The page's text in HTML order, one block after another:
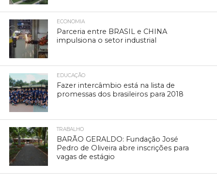
ECONOMIA
Parceria entre BRASIL e CHINA
impulsiona o setor industrial
EDUCAÇÃO
Fazer intercâmbio está na lista de
promessas dos brasileiros para 2018
TRABALHO
BARÃO GERALDO: Fundação José
Pedro de Oliveira abre inscrições para
vagas de estágio